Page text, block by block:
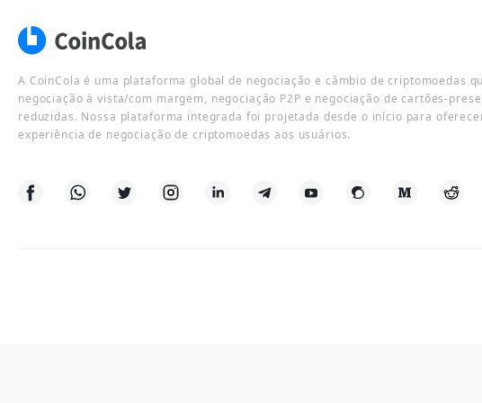
A CoinCola é uma plataforma global de negociação e câmbio de criptomoedas
negociação à vista/com margem, negociação P2P e negociação de cartões-
reduzidas. Nossa plataforma integrada foi projetada desde o início para
experiência de negociação de criptomoedas aos usuários.